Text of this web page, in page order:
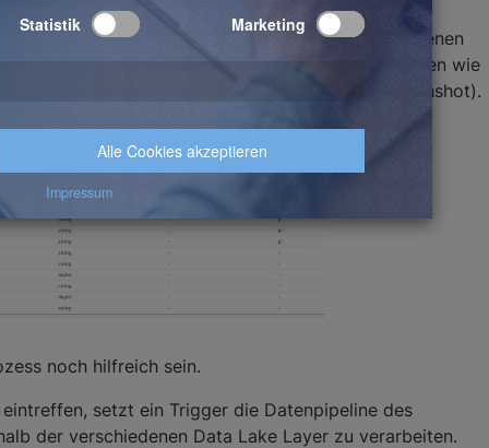
gespeist. Für jede neue Datei wird im
Schritt ist der einzig manuelle. Die verschiedenen
Standorte für die Definition von Metadaten wie
(PII) und Business Keys (siehe folgenden Screenshot).
noch hilfreich sein.
setzt ein Trigger die Datenpipeline des
der verschiedenen Data Lake Layer zu verarbeiten.